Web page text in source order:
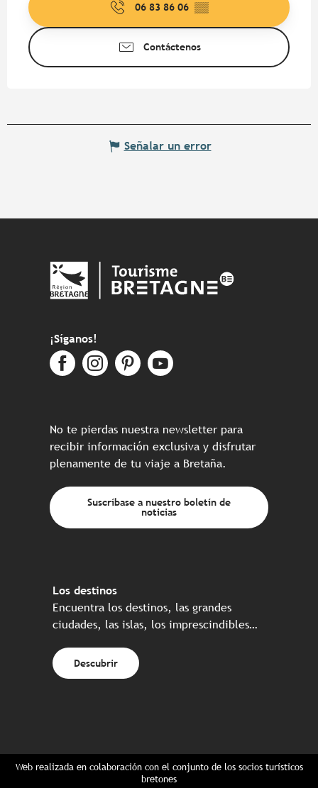
06 83 86 06 ▒▒
Contáctenos
Señalar un error
¡Síganos!
No te pierdas nuestra newsletter para
recibir información exclusiva y disfrutar
plenamente de tu viaje a Bretaña.
Suscríbase a nuestro boletín de
noticias
Los destinos
Encuentra los destinos, las grandes
ciudades, las islas, los imprescindibles…
Descubrir
Web realizada en colaboración con el conjunto de los socios turísticos
bretones